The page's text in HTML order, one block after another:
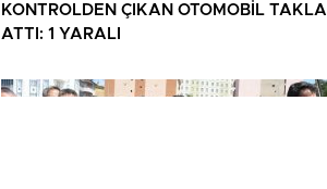
KONTROLDEN ÇIKAN OTOMOBİL TAKLA
ATTI: 1 YARALI